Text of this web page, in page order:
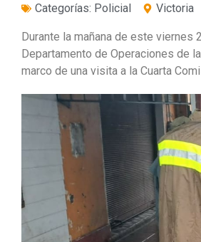
Categorías: Policial Victoria
Durante la mañana de este viernes
Departamento de Operaciones de
marco de una visita a la Cuarta